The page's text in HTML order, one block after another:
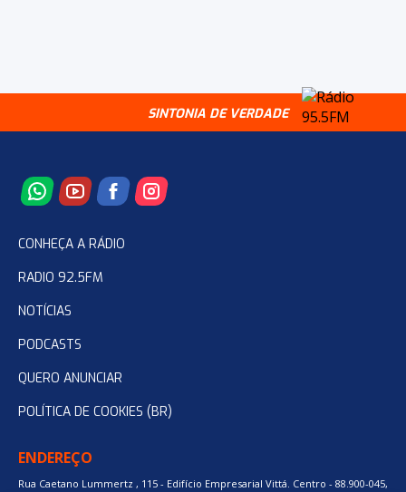
SINTONIA DE VERDADE
CONHEÇA A RÁDIO
RADIO 92.5FM
NOTÍCIAS
PODCASTS
QUERO ANUNCIAR
POLÍTICA DE COOKIES (BR)
ENDEREÇO
Rua Caetano Lummertz , 115 - Edifício Empresarial Vittá. Centro - 88.900-045,